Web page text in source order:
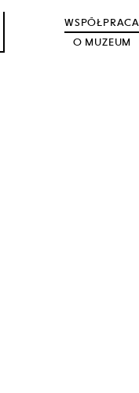
WSPÓŁPRACA
O MUZEUM